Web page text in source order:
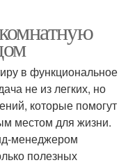
в функциональное
не из легких, но
которые помогут
местом для жизни.
менеджером
полезных